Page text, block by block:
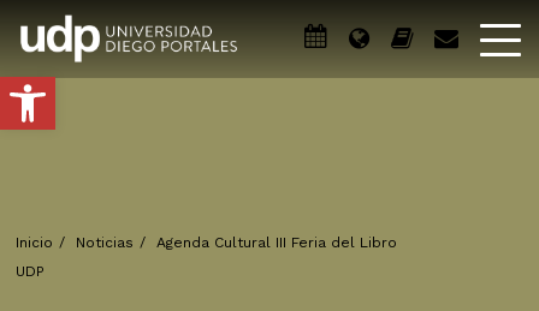
Abrir barra de herramientas
Inicio / Noticias /
Agenda Cultural III Feria del Libro
UDP